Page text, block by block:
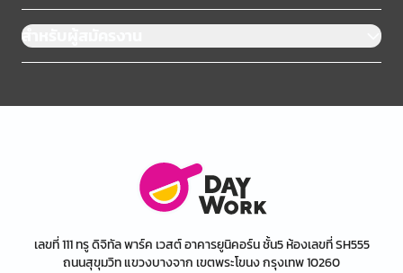
สำหรับผู้สมัครงาน
เลขที่ 111 ทรู ดิจิทัล พาร์ค เวสต์ อาคารยูนิคอร์น ชั้น5 ห้องเลขที่ SH555
ถนนสุขุมวิท แขวงบางจาก เขตพระโขนง กรุงเทพ 10260